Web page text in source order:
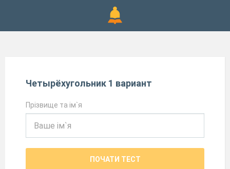
Четырёхугольник 1 вариант
Прізвище та ім`я
ПОЧАТИ ТЕСТ